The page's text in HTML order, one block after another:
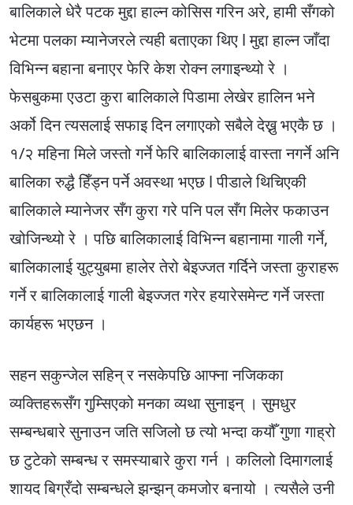
बालिकाले धेरै पटक मुद्दा हाल्न कोसिस गरिन अरे, हामी सँगको
भेटमा पलका म्यानेजरले त्यही बताएका थिए l मुद्दा हाल्न जाँदा
विभिन्न बहाना बनाएर फेरि केश रोक्न लगाइन्थ्यो रे ।
फेसबुकमा एउटा कुरा बालिकाले पिडामा लेखेर हालिन भने
अर्को दिन त्यसलाई सफाइ दिन लगाएको सबैले देख्नु भएकै छ ।
१/२ महिना मिले जस्तो गर्ने फेरि बालिकालाई वास्ता नगर्ने अनि
बालिका रुद्धै हिँड्न पर्ने अवस्था भएछ l पीडाले थिचिएकी
बालिकाले म्यानेजर सँग कुरा गरे पनि पल सँग मिलेर फकाउन
खोजिन्थ्यो रे । पछि बालिकालाई विभिन्न बहानामा गाली गर्ने,
बालिकालाई युट्युबमा हालेर तेरो बेइज्जत गर्दिने जस्ता कुराहरू
गर्ने र बालिकालाई गाली बेइज्जत गरेर हयारेसमेन्ट गर्ने जस्ता
कार्यहरू भएछन ।
सहन सकुन्जेल सहिन् र नसकेपछि आफ्ना नजिकका
व्यक्तिहरूसँग गुम्सिएको मनका व्यथा सुनाइन् । सुमधुर
सम्बन्धबारे सुनाउन जति सजिलो छ त्यो भन्दा कयौँ गुणा गाह्रो
छ टुटेको सम्बन्ध र समस्याबारे कुरा गर्न । कलिलो दिमागलाई
शायद बिग्रँदो सम्बन्धले झन्झन् कमजोर बनायो । त्यसैले उनी